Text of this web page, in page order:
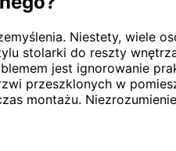
Niestety, wiele
stolarki do reszty
jest ignorowanie
przeszklonych w
montażu.